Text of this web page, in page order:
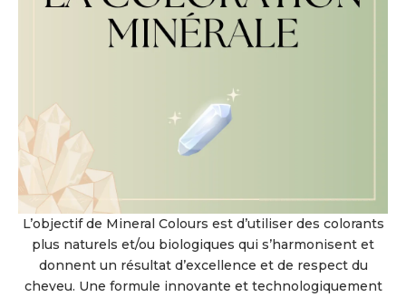
L’objectif de Mineral Colours est d’utiliser des colorants
plus naturels et/ou biologiques qui s’harmonisent et
donnent un résultat d’excellence et de respect du
cheveu. Une formule innovante et technologiquement